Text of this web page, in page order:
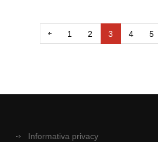
1 2 3 4 5
Informativa privacy